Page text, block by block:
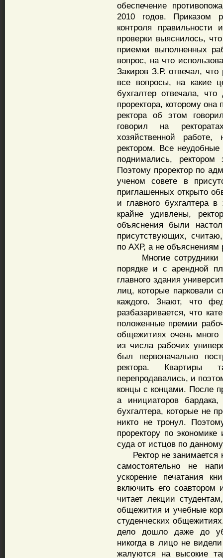
обеспечение
2010 годов. Приказом
контроля правильности
проверки выяснилось,
приемки выполненных
вопрос, на что
Закиров З.Р. отвечал,
все вопросы, на какие
бухгалтер отвечала,
проректора, которому она
ректора об этом
говорил на
хозяйственной
ректором. Все
поднимались, ректором
Поэтому проректор по
ученом совете в
приглашенных открыто
и главного бухгалтера
крайне удивлены,
объяснения были
присутствующих,
по АХР, а не объяснениям
Многие сотрудники
порядке и с арендной
главного здания
лиц, которые парковали
каждого. Знают, что
разбазаривается, что
положенные премии
общежитиях очень много
из числа рабочих
был первоначально
ректора. Квартиры
перепродавались, и
концы с концами. После
а инициаторов
бухгалтера, которые не
никто не тронул.
проректору по
суда от истцов по
Ректор не занимается
самостоятельно не
ускорение печатания
включить его соавтором
читает лекции
общежития и учебные
студенческих
дело дошло даже до
никогда в лицо не
жалуются на высокие